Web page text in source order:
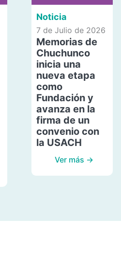
Noticia
7 de Julio de 2026
Memorias de
Chuchunco
inicia una
nueva etapa
como
Fundación y
avanza en la
firma de un
convenio con
la USACH
Ver más →